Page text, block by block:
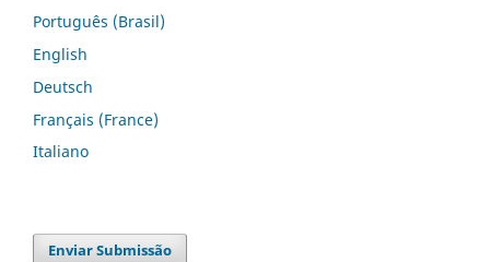
Português (Brasil)
English
Deutsch
Français (France)
Italiano
Enviar Submissão